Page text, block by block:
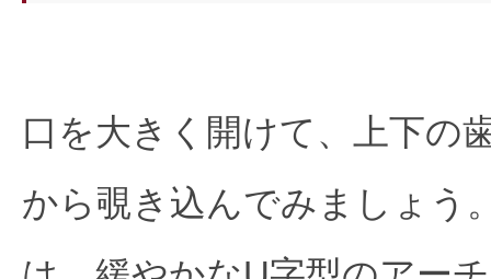
口を大きく開けて、上下の
から覗き込んでみましょう